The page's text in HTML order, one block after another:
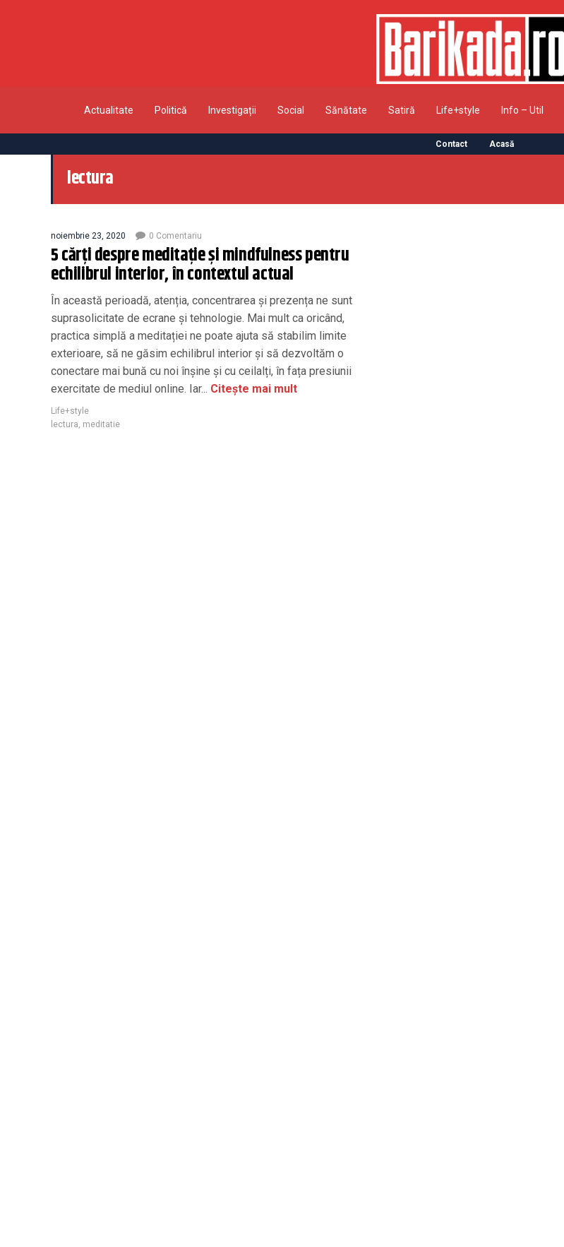
Actualitate Politică Investigații Social Sănătate Satiră Life+style Info – Util
Contact Acasă
lectura
noiembrie 23, 2020 0 Comentariu
5 cărți despre meditație și mindfulness pentru
echilibrul interior, în contextul actual
În această perioadă, atenția, concentrarea și prezența ne sunt
suprasolicitate de ecrane și tehnologie. Mai mult ca oricând,
practica simplă a meditației ne poate ajuta să stabilim limite
exterioare, să ne găsim echilibrul interior și să dezvoltăm o
conectare mai bună cu noi înșine și cu ceilalți, în fața presiunii
exercitate de mediul online. Iar... Citește mai mult
Life+style
lectura, meditatie